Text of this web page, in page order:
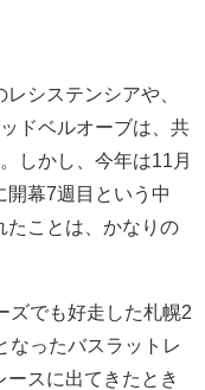
システンシアや、
ドベルオーブは、共
しかし、今年は11月
開幕7週目という中
たことは、かなりの
ズでも好走した札幌2
なったバスラットレ
スに出てきたとき